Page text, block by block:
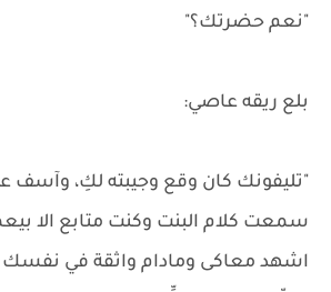
"نعم حضرتك؟"
بلع ريقه عاصي:
"تليفونك كان وقع وجيبته لكِ، وآسف
سمعت كلام البنت وكنت متابع الا
اشهد معاكى ومادام واثقة في نفسك